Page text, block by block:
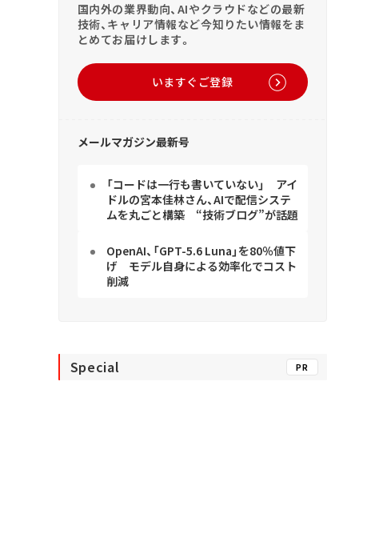
国内外の業界動向、AIやクラウドなどの最新
技術、キャリア情報など今知りたい情報をま
とめてお届けします。
いますぐご登録
メールマガジン最新号
「コードは一行も書いていない」 アイ
ドルの宮本佳林さん、AIで配信システ
ムを丸ごと構築 “技術ブログ”が話題
OpenAI、「GPT-5.6 Luna」を80％値下
げ モデル自身による効率化でコスト
削減
Special PR